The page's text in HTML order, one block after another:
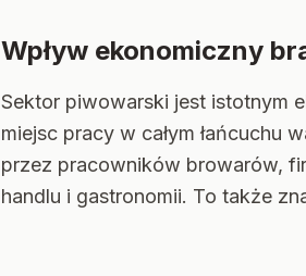
Wpływ ekonomiczny
Sektor piwowarski jest istotnym
miejsc pracy w całym łańcuchu
przez pracowników browarów,
handlu i gastronomii. To także